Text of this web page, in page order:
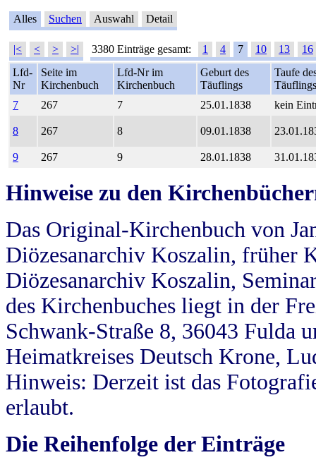
Alles Suchen Auswahl Detail
|< < > >| 3380 Einträge gesamt: 1 4 7 10 13
16
Lfd-
Nr
Seite im
Kirchenbuch
Lfd-Nr im
Kirchenbuch
Geburt des
Täuflings
Taufe
Täuflings
7
267 7 25.01.1838 kein
8 267 8 09.01.1838
9 267 9 28.01.1838
Hinweise zu den
Das Original-Kirchenbuch von
Diözesanarchiv Koszalin, früher
Diözesanarchiv Koszalin,
des Kirchenbuches liegt in der
Schwank-Straße 8, 36043 Fulda
Heimatkreises Deutsch Krone,
Hinweis: Derzeit ist das
erlaubt.
Die Reihenfolge der Einträge